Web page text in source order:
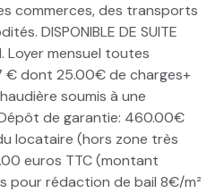
commerces, des transports
DISPONIBLE DE SUITE
Loyer mensuel toutes
€ dont 25.00€ de charges+
soumis à une
de garantie: 460.00€
locataire (hors zone très
euros TTC (montant
pour rédaction de bail 8€/m²